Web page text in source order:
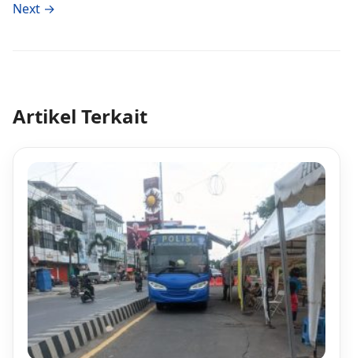
Next →
Artikel Terkait